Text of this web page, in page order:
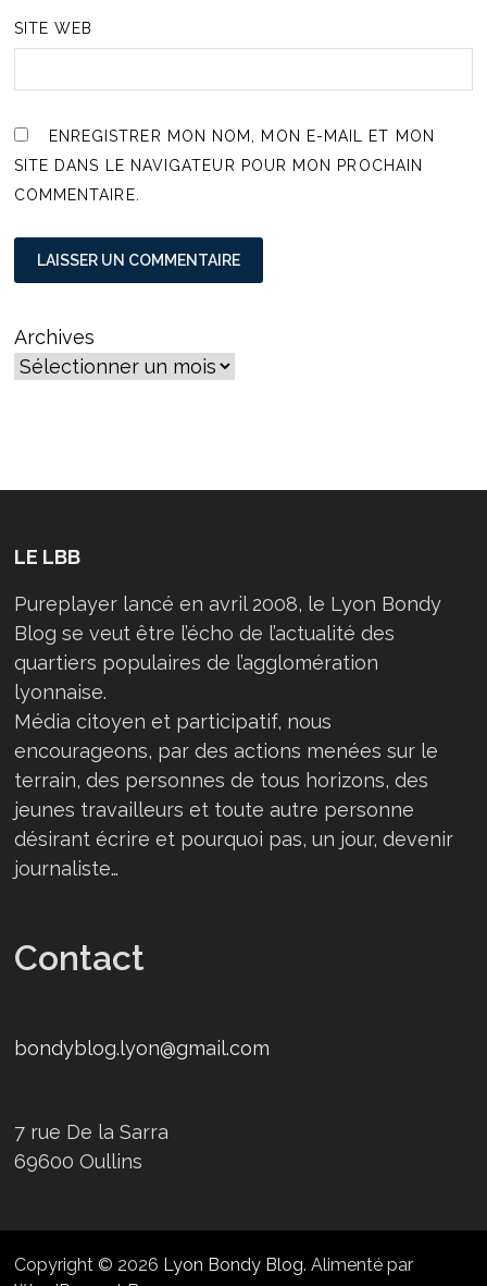
SITE WEB
ENREGISTRER MON NOM, MON E-MAIL ET MON
SITE DANS LE NAVIGATEUR POUR MON PROCHAIN
COMMENTAIRE.
Archives
LE LBB
Pureplayer lancé en avril 2008, le Lyon Bondy
Blog se veut être l’écho de l’actualité des
quartiers populaires de l’agglomération
lyonnaise.
Média citoyen et participatif, nous
encourageons, par des actions menées sur le
terrain, des personnes de tous horizons, des
jeunes travailleurs et toute autre personne
désirant écrire et pourquoi pas, un jour, devenir
journaliste…
Contact
bondyblog.lyon@gmail.com
7 rue De la Sarra
69600 Oullins
Copyright © 2026 Lyon Bondy Blog. Alimenté par